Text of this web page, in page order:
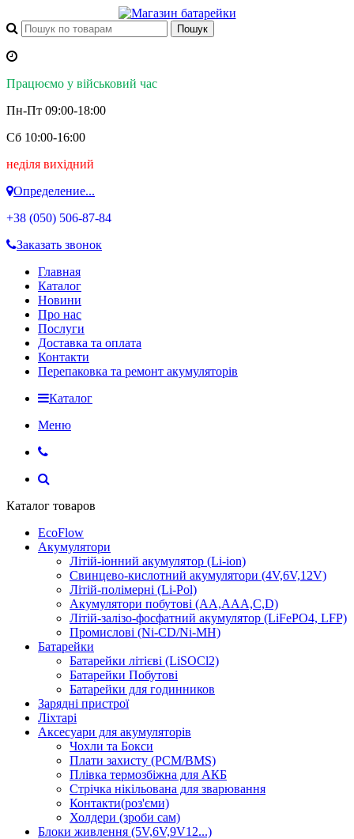
Працюємо у військовий час
Пн-Пт 09:00-18:00
Сб 10:00-16:00
неділя вихідний
Определение...
+38 (050) 506-87-84
Заказать звонок
Главная
Каталог
Новини
Про нас
Послуги
Доставка та оплата
Контакти
Перепаковка та ремонт акумуляторів
Каталог
Меню
Каталог товаров
EcoFlow
Акумулятори
Літій-іонний акумулятор (Li-ion)
Свинцево-кислотний акумулятори (4V,6V,12V)
Літій-полімерні (Li-Pol)
Акумулятори побутові (AA,AAA,C,D)
Літій-залізо-фосфатний акумулятор (LiFePO4, LFP)
Промислові (Ni-CD/Ni-MH)
Батарейки
Батарейки літієві (LiSOCl2)
Батарейки Побутові
Батарейки для годинников
Зарядні пристрої
Ліхтарі
Аксесуари для акумуляторів
Чохли та Бокси
Плати захисту (PCM/BMS)
Плівка термозбіжна для АКБ
Стрічка нікільована для зварювання
Контакти(роз'єми)
Холдери (зроби сам)
Блоки живлення (5V,6V,9V12...)